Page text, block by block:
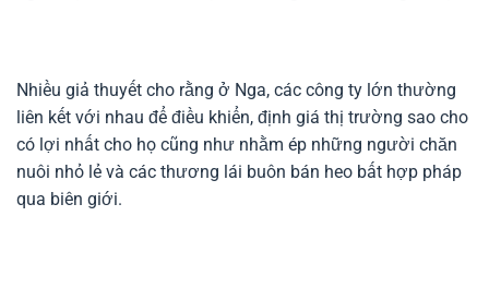
Nhiều giả thuyết cho rằng ở Nga, các công ty lớn thường
liên kết với nhau để điều khiển, định giá thị trường sao cho
có lợi nhất cho họ cũng như nhằm ép những người chăn
nuôi nhỏ lẻ và các thương lái buôn bán heo bất hợp pháp
qua biên giới.